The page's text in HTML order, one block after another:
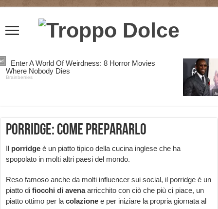
Porridge: come prepararlo
Il porridge è un piatto tipico della cucina inglese che ha
spopolato in molti altri paesi del mondo.
Reso famoso anche da molti influencer sui social, il porridge è un
piatto difiocchi di avenaarricchito con ciò che più ci piace, un
piatto ottimo per lacolazione e per iniziare la propria giornata al